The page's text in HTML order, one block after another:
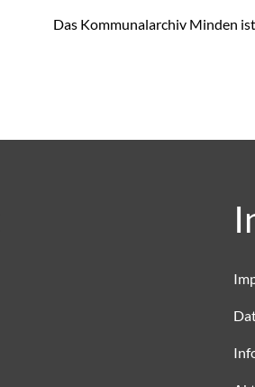
Das Kommunalarchiv Minden